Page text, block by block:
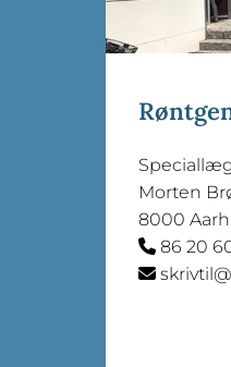
Morten
8000
 86 20
